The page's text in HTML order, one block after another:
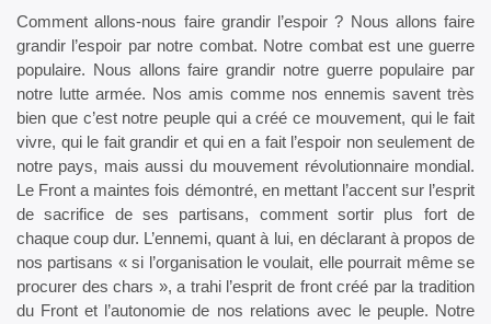
Comment allons-nous faire grandir l’espoir ? Nous allons faire
grandir l’espoir par notre combat. Notre combat est une guerre
populaire. Nous allons faire grandir notre guerre populaire par
notre lutte armée. Nos amis comme nos ennemis savent très
bien que c’est notre peuple qui a créé ce mouvement, qui le fait
vivre, qui le fait grandir et qui en a fait l’espoir non seulement de
notre pays, mais aussi du mouvement révolutionnaire mondial.
Le Front a maintes fois démontré, en mettant l’accent sur l’esprit
de sacrifice de ses partisans, comment sortir plus fort de
chaque coup dur. L’ennemi, quant à lui, en déclarant à propos de
nos partisans « si l’organisation le voulait, elle pourrait même se
procurer des chars », a trahi l’esprit de front créé par la tradition
du Front et l’autonomie de nos relations avec le peuple. Notre